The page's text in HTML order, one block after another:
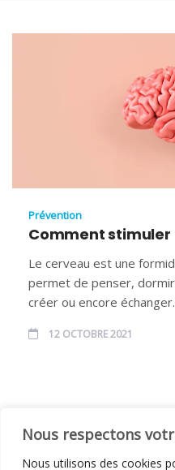
Nous respectons
Nous utilisons des cookies
Prévention
Comment stimuler
Le cerveau est une
permet de penser,
créer ou encore
12 OCTOBRE 2021